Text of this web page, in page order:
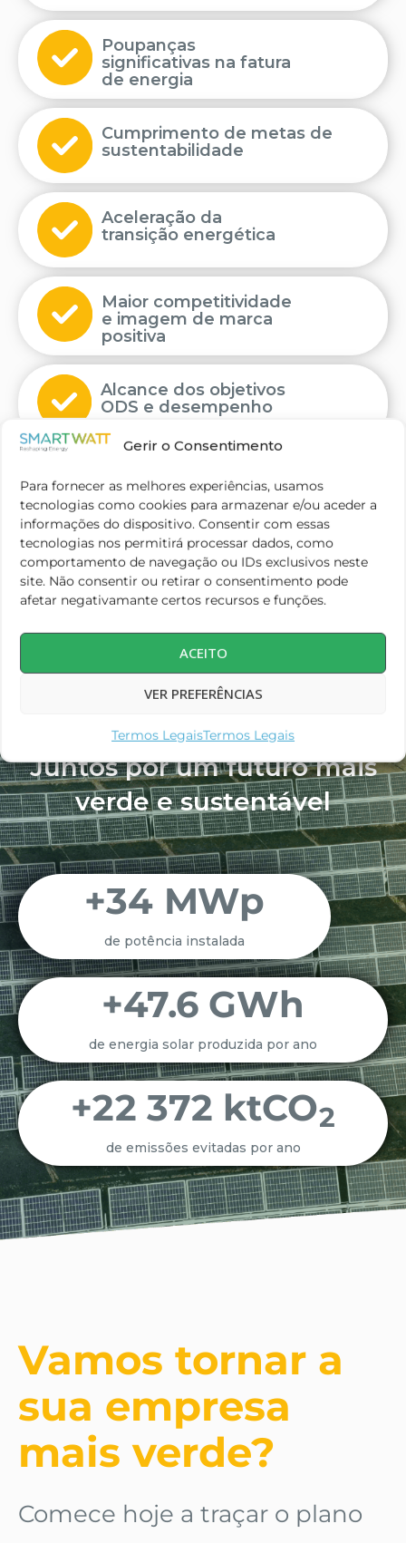
Gerir o Consentimento
Para fornecer as melhores experiências, usamos
tecnologias como cookies para armazenar e/ou aceder a
informações do dispositivo. Consentir com essas
tecnologias nos permitirá processar dados, como
comportamento de navegação ou IDs exclusivos neste
site. Não consentir ou retirar o consentimento pode
afetar negativamante certos recursos e funções.
ACEITO
VER PREFERÊNCIAS
Termos LegaisTermos Legais
Poupanças
significativas na fatura
de energia
Cumprimento de metas de
sustentabilidade
Aceleração da
transição energética
Maior competitividade
e imagem de marca
positiva
Alcance dos objetivos
ODS e desempenho
Obter estes
benefícios agora
Juntos por um futuro mais
verde e sustentável
+34 MWp
de potência instalada
+47.6 GWh
de energia solar produzida por ano
+22 372 ktCO2
de emissões evitadas por ano
Vamos tornar a
sua empresa
mais verde?
Comece hoje a traçar o plano